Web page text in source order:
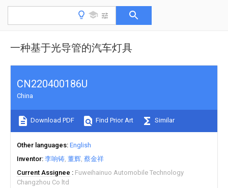
一种基于光导管的汽车灯具
CN220400186U
China
Download PDF Find Prior Art Similar
Other languages English
Inventor 李响铸 董辉 蔡金祥
Current Assignee
Fuweihainuo Automobile Technology
Changzhou Co ltd